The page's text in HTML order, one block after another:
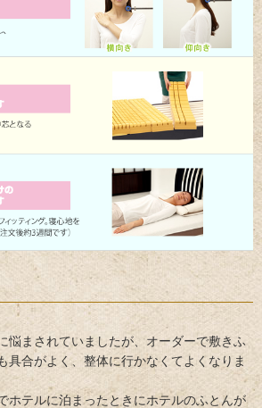
悩まされていましたが、オーダーで敷きふ
具合がよく、整体に行かなくてよくなりま
ホテルに泊まったときにホテルのふとんが